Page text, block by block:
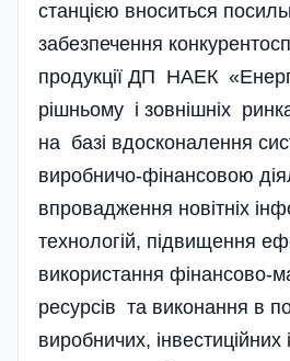
станцією вноситься
забезпечення
продукції ДП НАЕК
рішньому і зовнішніх
на базі вдосконалення
виробничо-фінансовою
впровадження новітніх
технологій, підвищення
використання фінансово-
ресурсів та виконання в
виробничих, інвестиційних